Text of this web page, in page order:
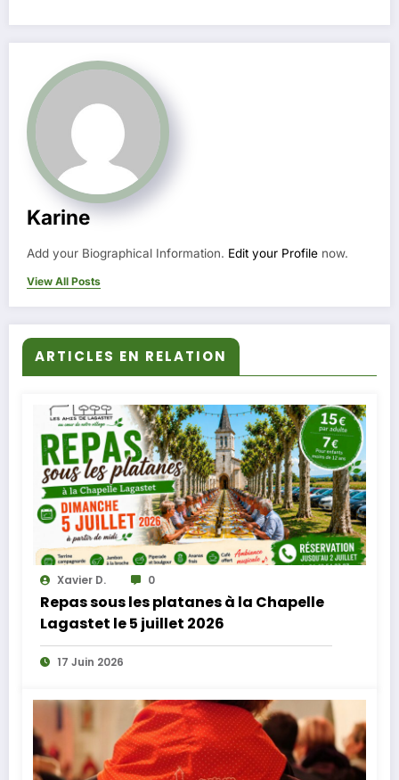
Karine
Add your Biographical Information. Edit your Profile now.
View All Posts
ARTICLES EN RELATION
Xavier D. 0
Repas sous les platanes à la Chapelle
Lagastet le 5 juillet 2026
17 Juin 2026